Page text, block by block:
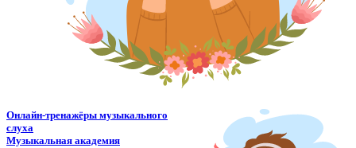
Онлайн-тренажёры музыкального
слуха
Музыкальная академия